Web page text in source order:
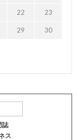
22 23
29 30
誌
ス